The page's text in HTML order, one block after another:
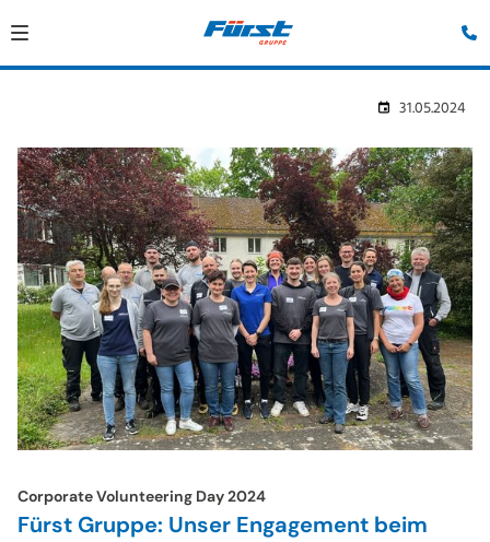
31.05.2024
Corporate Volunteering Day 2024
Fürst Gruppe: Unser Engagement beim